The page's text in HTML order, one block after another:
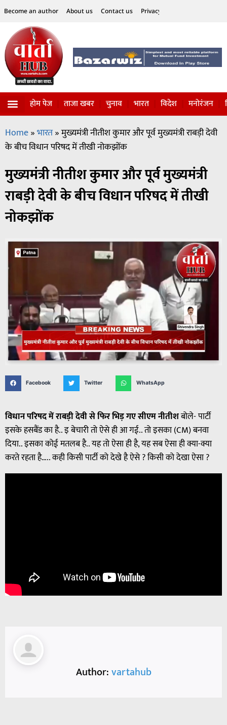
Become an author About us Contact us Privacy Policy
होम पेज ताजा खबर चुनाव भारत विदेश मनोरंजन
Home»भारत»मुख्यमंत्री नीतीश कुमार और पूर्व मुख्यमंत्री राबड़ी देवी
के बीच विधान परिषद में तीखी नोकझोंक
मुख्यमंत्री नीतीश कुमार और पूर्व मुख्यमंत्री
राबड़ी देवी के बीच विधान परिषद में तीखी
नोकझोंक
Facebook Twitter WhatsApp
विधान परिषद में राबड़ी देवी से फिर भिड़ गए सीएम नीतीशबोले- पार्टी
इसके हसबैंड का है.. इ बेचारी तो ऐसे ही आ गई.. तो इसका (CM) बनवा
दिया.. इसका कोई मतलब है.. यह तो ऐसा ही है, यह सब ऐसा ही क्या-क्या
करते रहता है….. कही किसी पार्टी को देखे है ऐसे ? किसी को देखा ऐसा ?
Author:vartahub